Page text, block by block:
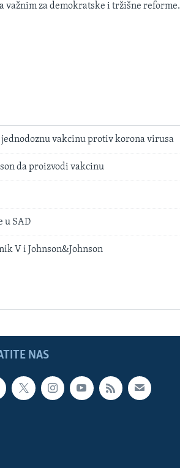
važnim za demokratske i tržišne reforme.
jednodoznu vakcinu protiv korona virusa
da proizvodi vakcinu
u SAD
V i Johnson&Johnson
NAS